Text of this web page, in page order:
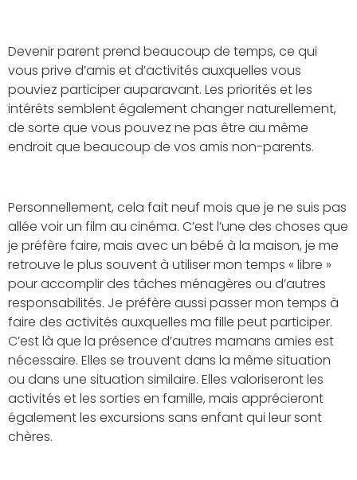
Devenir parent prend beaucoup de temps, ce qui
vous prive d’amis et d’activités auxquelles vous
pouviez participer auparavant. Les priorités et les
intérêts semblent également changer naturellement,
de sorte que vous pouvez ne pas être au même
endroit que beaucoup de vos amis non-parents.
Personnellement, cela fait neuf mois que je ne suis pas
allée voir un film au cinéma. C’est l’une des choses que
je préfère faire, mais avec un bébé à la maison, je me
retrouve le plus souvent à utiliser mon temps « libre »
pour accomplir des tâches ménagères ou d’autres
responsabilités. Je préfère aussi passer mon temps à
faire des activités auxquelles ma fille peut participer.
C’est là que la présence d’autres mamans amies est
nécessaire. Elles se trouvent dans la même situation
ou dans une situation similaire. Elles valoriseront les
activités et les sorties en famille, mais apprécieront
également les excursions sans enfant qui leur sont
chères.